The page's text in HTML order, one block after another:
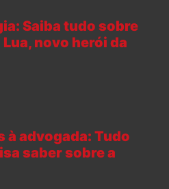
Saiba tudo sobre
novo herói da
à advogada: Tudo
saber sobre a